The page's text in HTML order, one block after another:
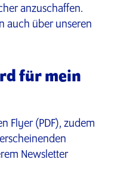
anzuschaffen.
auch über unseren
für mein
Flyer (PDF), zudem
Newsletter